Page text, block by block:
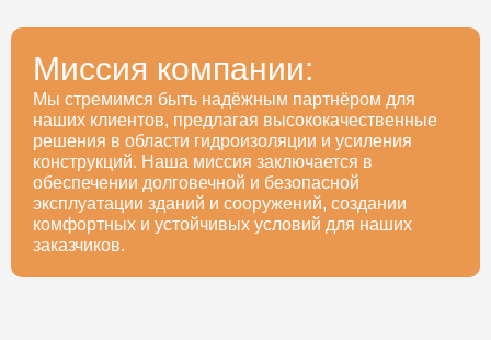
Миссия компании:
Мы стремимся быть надёжным партнёром для
наших клиентов, предлагая высококачественные
решения в области гидроизоляции и усиления
конструкций. Наша миссия заключается в
обеспечении долговечной и безопасной
эксплуатации зданий и сооружений, создании
комфортных и устойчивых условий для наших
заказчиков.